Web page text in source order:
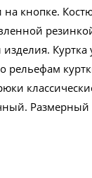
кнопке.
Размерный